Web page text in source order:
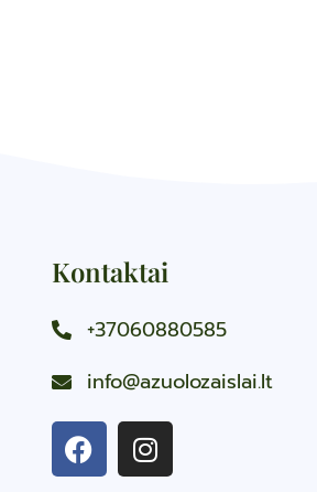
Kontaktai
+37060880585
info@azuolozaislai.lt